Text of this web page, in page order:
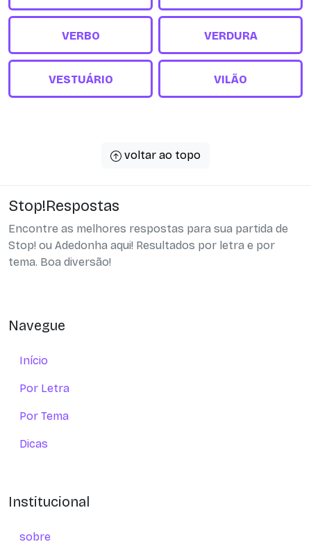
VERBO VERDURA
VESTUÁRIO VILÃO
voltar ao topo
Stop!Respostas
Encontre as melhores respostas para sua partida de
Stop! ou Adedonha aqui! Resultados por letra e por
tema. Boa diversão!
Navegue
Início
Por Letra
Por Tema
Dicas
Institucional
sobre